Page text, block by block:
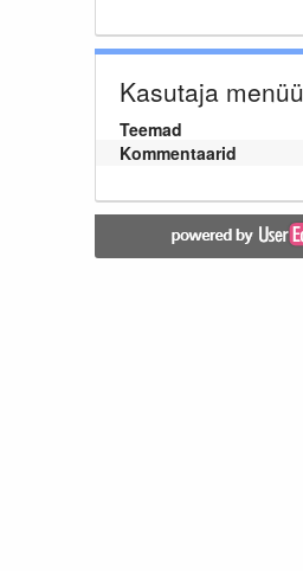
Kasutaja menüü
Teemad
Kommentaarid